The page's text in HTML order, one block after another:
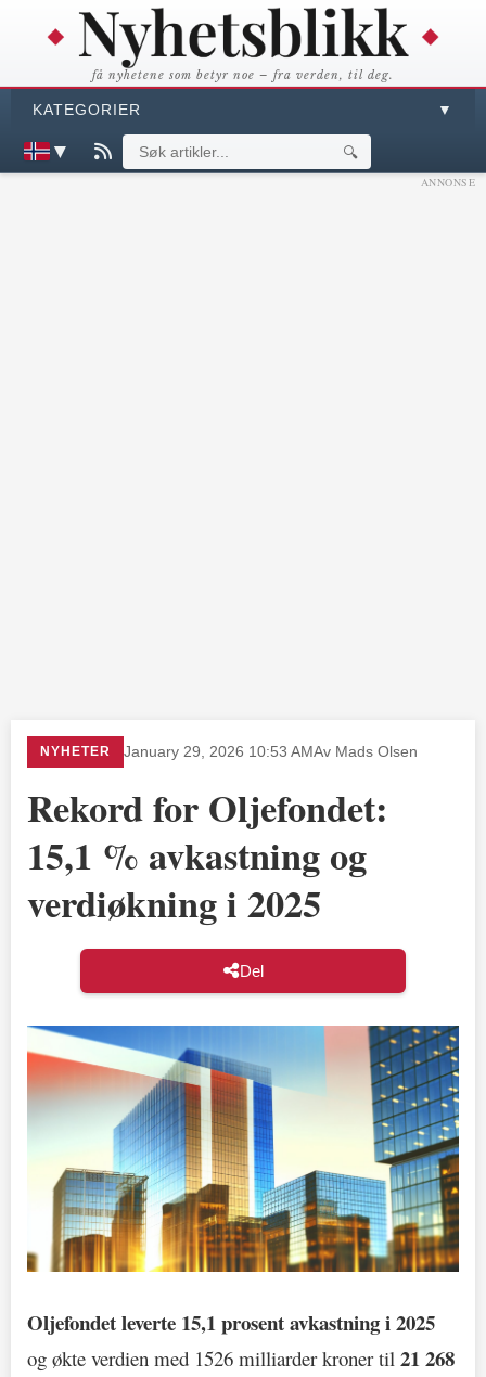
få nyhetene som betyr noe – fra verden, til deg.
KATEGORIER ▼
▼ 🔍
ANNONSE
NYHETER January 29, 2026 10:53 AMAv Mads Olsen
Rekord for Oljefondet:
15,1 % avkastning og
verdiøkning i 2025
Del
Oljefondet leverte 15,1 prosent avkastning i 2025
og økte verdien med 1526 milliarder kroner til 21 268